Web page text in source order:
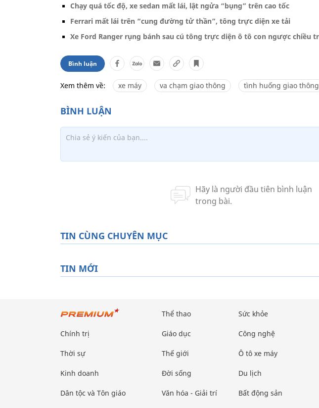
Chạy quá tốc độ, xe sedan mất lái, lật ngửa “bụng” trên cao tốc
Ferrari mất lái trên “cung đường tử thần”, tông trực diện xe tải
Xe Ford Ranger rụng bánh sau cú tông trực diện ô tô con ngược chiều
Bình luận
Xem thêm về: xe máy va chạm giao thông tình huống giao thông
TIN CÙNG CHUYÊN MỤC
TIN MỚI
Chính trị
Thời sự
Kinh doanh
Dân tộc và Tôn giáo
Thể thao
Giáo dục
Thế giới
Đời sống
Văn hóa - Giải trí
Sức khỏe
Công nghệ
Ô tô xe máy
Du lịch
Bất động sản